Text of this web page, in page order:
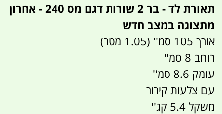
תאורת לד - בר 2 שורות דגם מס 240 - אחרון
מתצוגה במצב חדש
אורך 105 סמ'' (1.05 מטר)
רוחב 8 סמ''
עומק 8.6 סמ''
עם צלעות קירור
משקל 5.4 קג''